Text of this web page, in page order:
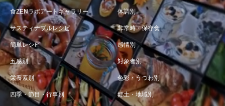
食ZENラボアートギャラリー 体調別
サスティナブルレシピ 非常時・保存食
簡単レシピ 感情別
五感別 対象者別
栄養素別 色彩・うつわ別
四季・節目・行事別 郷土・地域別